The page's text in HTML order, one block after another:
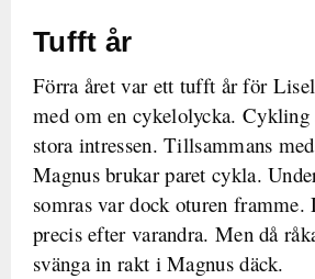
Tufft år
Förra året var ett tufft år för
med om en cykelolycka. Cykling
stora intressen. Tillsammans
Magnus brukar paret cykla.
somras var dock oturen framme.
precis efter varandra. Men då
svänga in rakt i Magnus däck.